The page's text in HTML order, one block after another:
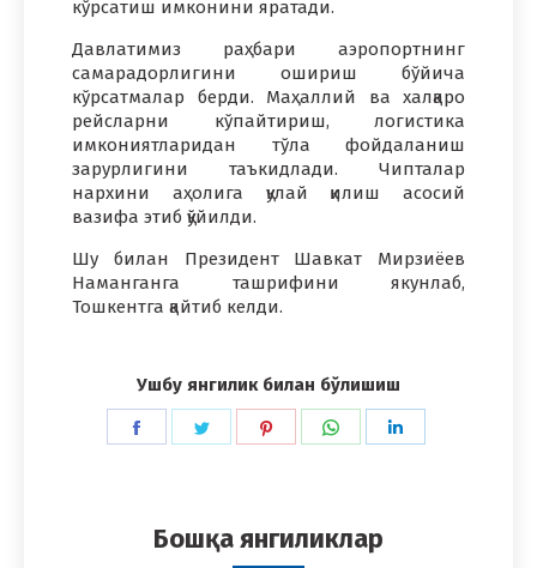
кўрсатиш имконини яратади.
Давлатимиз раҳбари аэропортнинг
самарадорлигини ошириш бўйича
кўрсатмалар берди. Маҳаллий ва халқаро
рейсларни кўпайтириш, логистика
имкониятларидан тўла фойдаланиш
зарурлигини таъкидлади. Чипталар
нархини аҳолига қулай қилиш асосий
вазифа этиб қўйилди.
Шу билан Президент Шавкат Мирзиёев
Наманганга ташрифини якунлаб,
Тошкентга қайтиб келди.
Ушбу янгилик билан бўлишиш
Share
Share
Share
Share
Бошқа янгиликлар